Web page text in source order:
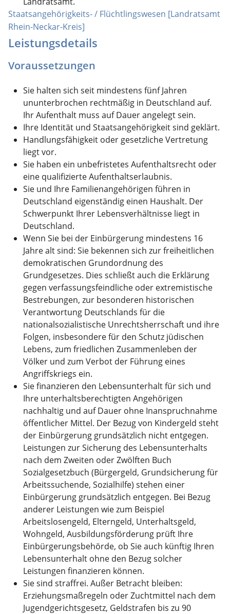
Staatsangehörigkeits- / Flüchtlingswesen [Landratsamt
Rhein-Neckar-Kreis]
Leistungsdetails
Voraussetzungen
Sie halten sich seit mindestens fünf Jahren
ununterbrochen rechtmäßig in Deutschland auf.
Ihr Aufenthalt muss auf Dauer angelegt sein.
Ihre Identität und Staatsangehörigkeit sind geklärt.
Handlungsfähigkeit oder gesetzliche Vertretung
liegt vor.
Sie haben ein unbefristetes Aufenthaltsrecht oder
eine qualifizierte Aufenthaltserlaubnis.
Sie und Ihre Familienangehörigen führen in
Deutschland eigenständig einen Haushalt. Der
Schwerpunkt Ihrer Lebensverhältnisse liegt in
Deutschland.
Wenn Sie bei der Einbürgerung mindestens 16
Jahre alt sind: Sie bekennen sich zur freiheitlichen
demokratischen Grundordnung des
Grundgesetzes. Dies schließt auch die Erklärung
gegen verfassungsfeindliche oder extremistische
Bestrebungen, zur besonderen historischen
Verantwortung Deutschlands für die
nationalsozialistische Unrechtsherrschaft und ihre
Folgen, insbesondere für den Schutz jüdischen
Lebens, zum friedlichen Zusammenleben der
Völker und zum Verbot der Führung eines
Angriffskriegs ein.
Sie finanzieren den Lebensunterhalt für sich und
Ihre unterhaltsberechtigten Angehörigen
nachhaltig und auf Dauer ohne Inanspruchnahme
öffentlicher Mittel. Der Bezug von Kindergeld steht
der Einbürgerung grundsätzlich nicht entgegen.
Leistungen zur Sicherung des Lebensunterhalts
nach dem Zweiten oder Zwölften Buch
Sozialgesetzbuch (Bürgergeld, Grundsicherung für
Arbeitssuchende, Sozialhilfe) stehen einer
Einbürgerung grundsätzlich entgegen. Bei Bezug
anderer Leistungen wie zum Beispiel
Arbeitslosengeld, Elterngeld, Unterhaltsgeld,
Wohngeld, Ausbildungsförderung prüft Ihre
Einbürgerungsbehörde, ob Sie auch künftig Ihren
Lebensunterhalt ohne den Bezug solcher
Leistungen finanzieren können.
Sie sind straffrei. Außer Betracht bleiben:
Erziehungsmaßregeln oder Zuchtmittel nach dem
Jugendgerichtsgesetz, Geldstrafen bis zu 90